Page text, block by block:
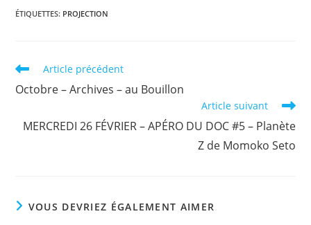
ÉTIQUETTES: PROJECTION
Read
articles
Article précédent
Octobre – Archives – au Bouillon
Article suivant
MERCREDI 26 FÉVRIER – APÉRO DU DOC #5 – Planète
Z de Momoko Seto
VOUS DEVRIEZ ÉGALEMENT AIMER